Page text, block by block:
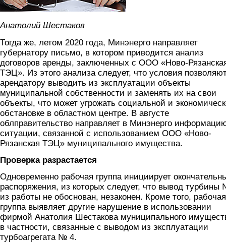
Анатолий Шестаков
Тогда же, летом 2020 года, Минэнерго направляет
губернатору письмо, в котором приводится анализ
договоров аренды, заключенных с ООО «Ново-
ТЭЦ». Из этого анализа следует, что условия
арендатору выводить из эксплуатации объекты
муниципальной собственности и заменять их на свои
объекты, что может угрожать социальной и
обстановке в областном центре. В августе
облправительство направляет в Минэнерго
ситуации, связанной с использованием ООО «Ново-
Рязанская ТЭЦ» муниципального имущества.
Проверка разрастается
Одновременно рабочая группа инициирует
распоряжения, из которых следует, что вывод турбины
из работы не обоснован, незаконен. Кроме того, рабочая
группа выявляет другие нарушение в использовании
фирмой Анатолия Шестакова муниципального
в частности, связанные с выводом из эксплуатации
турбоагрегата № 4.